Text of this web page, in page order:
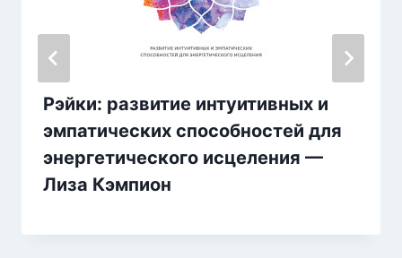
Рэйки: развитие интуитивных и
эмпатических способностей для
энергетического исцеления —
Лиза Кэмпион